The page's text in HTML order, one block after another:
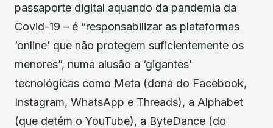
passaporte digital aquando da pandemia da
Covid-19 – é “responsabilizar as plataformas
‘online’ que não protegem suficientemente os
menores”, numa alusão a ‘gigantes’
tecnológicas como Meta (dona do Facebook,
Instagram, WhatsApp e Threads), a Alphabet
(que detém o YouTube), a ByteDance (do